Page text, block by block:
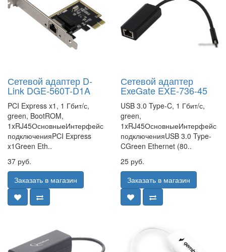
Сетевой адаптер D-
Link DGE-560T-D1A
PCI Express x1, 1 Гбит/с,
green, BootROM,
1xRJ45ОсновныеИнтерфейс
подключенияPCI Express
x1Green Eth..
37 руб.
Заказать в магазин
Сетевой адаптер
ExeGate EXE-736-45
USB 3.0 Type-C, 1 Гбит/с,
green,
1xRJ45ОсновныеИнтерфейс
подключенияUSB 3.0 Type-
CGreen Ethernet (80..
25 руб.
Заказать в магазин